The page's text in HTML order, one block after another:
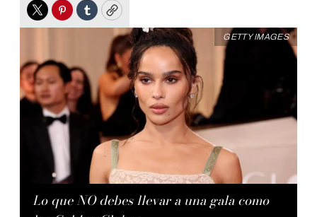
TwitterPinterest
TumblrCopy
Lo que NO debes llevar a una gala como
GETTY IMAGES